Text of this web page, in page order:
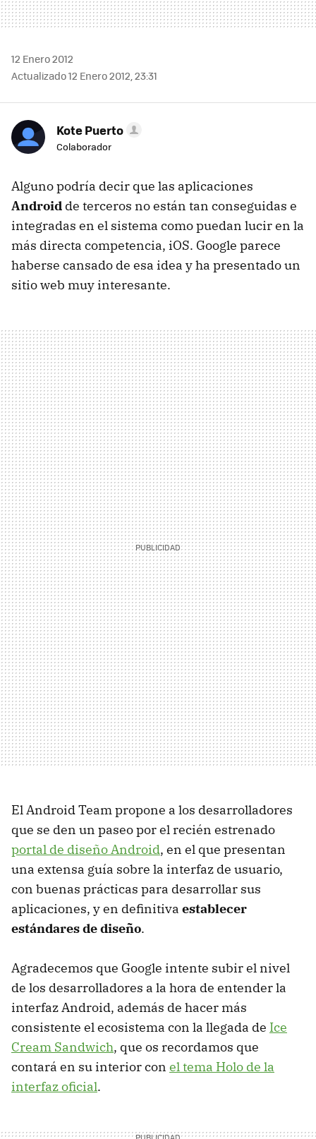
12 Enero 2012
Actualizado 12 Enero 2012, 23:31
Kote Puerto
Colaborador
Alguno podría decir que las aplicaciones
Android de terceros no están tan conseguidas e
integradas en el sistema como puedan lucir en la
más directa competencia, iOS. Google parece
haberse cansado de esa idea y ha presentado un
sitio web muy interesante.
El Android Team propone a los desarrolladores
que se den un paseo por el recién estrenado
portal de diseño Android, en el que presentan
una extensa guía sobre la interfaz de usuario,
con buenas prácticas para desarrollar sus
aplicaciones, y en definitiva establecer
estándares de diseño.
Agradecemos que Google intente subir el nivel
de los desarrolladores a la hora de entender la
interfaz Android, además de hacer más
consistente el ecosistema con la llegada de Ice
Cream Sandwich, que os recordamos que
contará en su interior con el tema Holo de la
interfaz oficial.